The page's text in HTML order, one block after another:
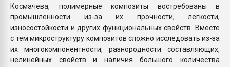
Космачева, полимерные композиты востребованы в
промышленности из-за их прочности, легкости,
износостойкости и других функциональных свойств. Вместе
с тем микроструктуру композитов сложно исследовать из-за
их многокомпонентности, разнородности составляющих,
нелинейных свойств и наличия большого количества